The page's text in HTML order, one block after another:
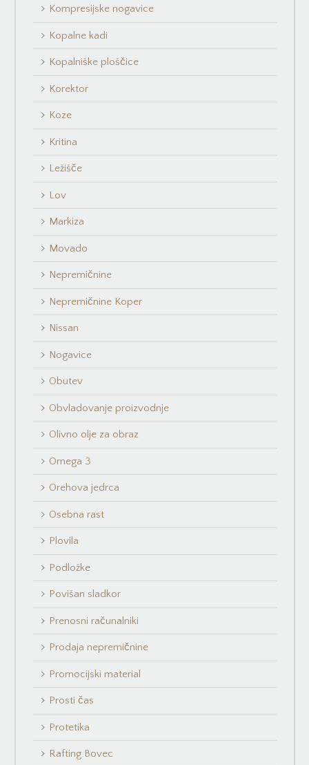
Kompresijske nogavice
Kopalne kadi
Kopalniške ploščice
Korektor
Koze
Kritina
Ležišče
Lov
Markiza
Movado
Nepremičnine
Nepremičnine Koper
Nissan
Nogavice
Obutev
Obvladovanje proizvodnje
Olivno olje za obraz
Omega 3
Orehova jedrca
Osebna rast
Plovila
Podložke
Povišan sladkor
Prenosni računalniki
Prodaja nepremičnine
Promocijski material
Prosti čas
Protetika
Rafting Bovec